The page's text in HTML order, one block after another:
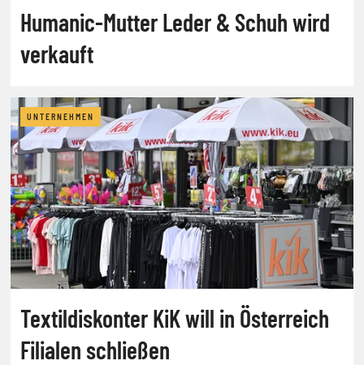
Humanic-Mutter Leder & Schuh wird
verkauft
UNTERNEHMEN
Textildiskonter KiK will in Österreich
Filialen schließen